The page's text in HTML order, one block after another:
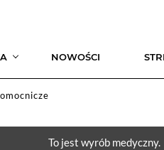
NOWOŚCI
To jest wyrób medyczny.